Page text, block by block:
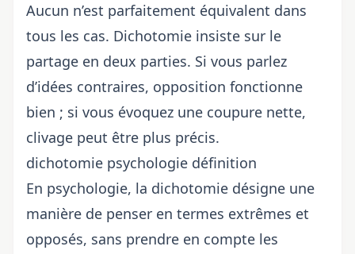
Aucun n’est parfaitement équivalent dans
tous les cas. Dichotomie insiste sur le
partage en deux parties. Si vous parlez
d’idées contraires, opposition fonctionne
bien ; si vous évoquez une coupure nette,
clivage peut être plus précis.
dichotomie psychologie définition
En psychologie, la dichotomie désigne une
manière de penser en termes extrêmes et
opposés, sans prendre en compte les